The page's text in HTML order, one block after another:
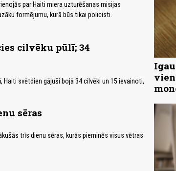
par Haiti miera uzturēšanas misijas
formējumu, kurā būs tikai policisti.
cilvēku pūlī; 34
svētdien gājuši bojā 34 cilvēki un 15 ievainoti,
sēras
trīs dienu sēras, kurās pieminēs visus vētras